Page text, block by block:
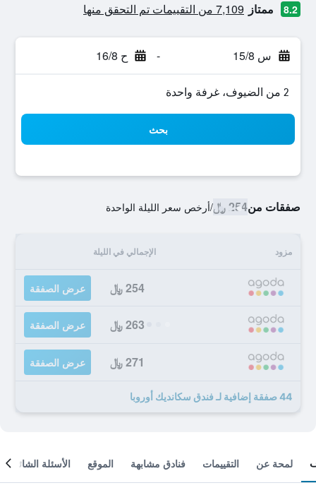
8.2 ممتاز 7,109 من التقييمات تم التحقق منها
س 15/8 - ح 16/8
2 من الضيوف، غرفة واحدة
بحث
صفقات من254 ﷼ /أرخص سعر الليلة الواحدة
مزود الإجمالي في الليلة
254 ﷼ عرض الصفقة
263 ﷼ عرض الصفقة
271 ﷼ عرض الصفقة
44 صفقة إضافية لـ فندق سكانديك أوروبا
لمحة عن التقييمات فنادق مشابهة الموقع الأسئلة الشائعة